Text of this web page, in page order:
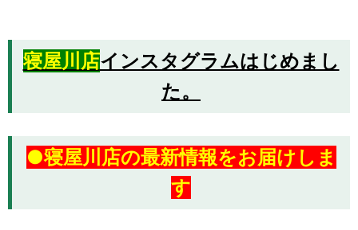
寝屋川店インスタグラムはじめまし
た。
●寝屋川店の最新情報をお届けしま
す